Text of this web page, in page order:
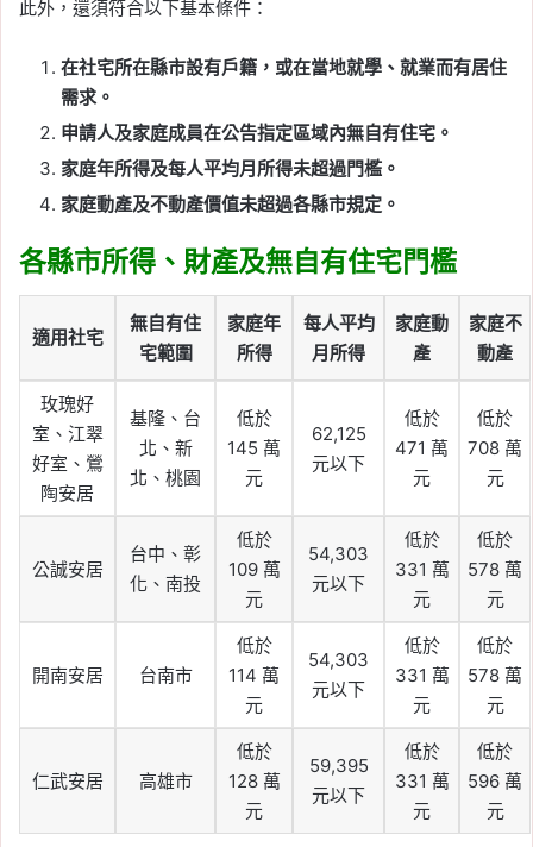
此外，還須符合以下基本條件：
在社宅所在縣市設有戶籍，或在當地就學、就業而有居住
需求。
申請人及家庭成員在公告指定區域內無自有住宅。
家庭年所得及每人平均月所得未超過門檻。
家庭動產及不動產價值未超過各縣市規定。
各縣市所得、財產及無自有住宅門檻
適用社宅
無自有住
宅範圍
家庭年
所得
每人平均
月所得
家庭動
產
家庭不
動產
玫瑰好
室、江翠
好室、鶯
陶安居
基隆、台
北、新
北、桃園
低於
145 萬
元
62,125
元以下
低於
471 萬
元
低於
708 萬
元
公誠安居
台中、彰
化、南投
低於
109 萬
元
54,303
元以下
低於
331 萬
元
低於
578 萬
元
開南安居 台南市
低於
114 萬
元
54,303
元以下
低於
331 萬
元
低於
578 萬
元
仁武安居 高雄市
低於
128 萬
元
59,395
元以下
低於
331 萬
元
低於
596 萬
元